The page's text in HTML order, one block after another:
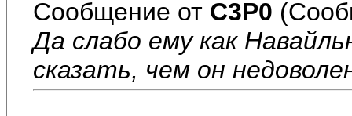
Сообщение от C3P0
Да слабо ему как
сказать, чем он